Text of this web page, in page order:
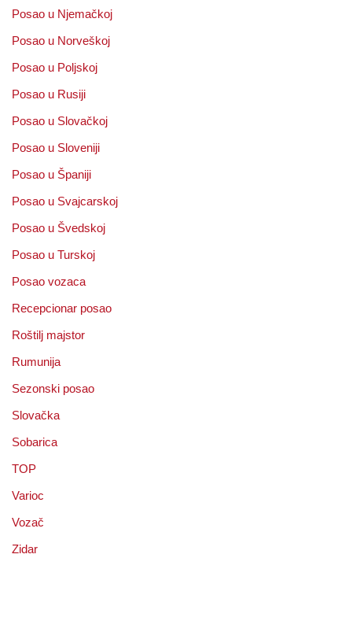
Posao u Njemačkoj
Posao u Norveškoj
Posao u Poljskoj
Posao u Rusiji
Posao u Slovačkoj
Posao u Sloveniji
Posao u Španiji
Posao u Svajcarskoj
Posao u Švedskoj
Posao u Turskoj
Posao vozaca
Recepcionar posao
Roštilj majstor
Rumunija
Sezonski posao
Slovačka
Sobarica
TOP
Varioc
Vozač
Zidar